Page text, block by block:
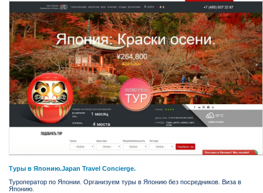
Туры в Японию.Japan Travel Concierge.
Туроператор по Японии. Организуем туры в Японию без посредников. Виза в
Японию.